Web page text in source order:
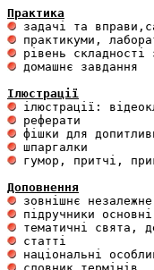
Практика
домашнє завдання
Ілюстрації
гумор, притчі,
Доповнення